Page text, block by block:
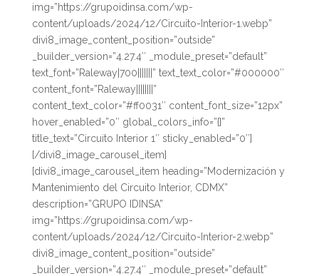
img=”https://grupoidinsa.com/wp-
content/uploads/2024/12/Circuito-Interior-1.webp”
divi8_image_content_position=”outside”
_builder_version=”4.27.4″ _module_preset=”default”
text_font=”Raleway|700|||||||” text_text_color=”#000000″
content_font=”Raleway||||||||”
content_text_color=”#ff0031″ content_font_size=”12px”
hover_enabled=”0″ global_colors_info=”{}”
title_text=”Circuito Interior 1″ sticky_enabled=”0″]
[/divi8_image_carousel_item]
[divi8_image_carousel_item heading=”Modernización y
Mantenimiento del Circuito Interior, CDMX”
description=”GRUPO IDINSA”
img=”https://grupoidinsa.com/wp-
content/uploads/2024/12/Circuito-Interior-2.webp”
divi8_image_content_position=”outside”
_builder_version=”4.27.4″ _module_preset=”default”